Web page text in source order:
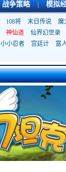
战争策略 | 模拟
108将 末日传说 魔
神仙道 仙界幻世录
小小忍者 宫廷计 富